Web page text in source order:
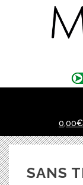
0,00€
SANS